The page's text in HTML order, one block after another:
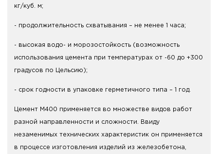
кг/куб. м;
- продолжительность схватывания – не менее 1 часа;
- высокая водо- и морозостойкость (возможность
использования цемента при температурах от -60 до +300
градусов по Цельсию);
- срок годности в упаковке герметичного типа – 1 год.
Цемент М400 применяется во множестве видов работ
разной направленности и сложности. Ввиду
незаменимых технических характеристик он применяется
в процессе изготовления изделий из железобетона,